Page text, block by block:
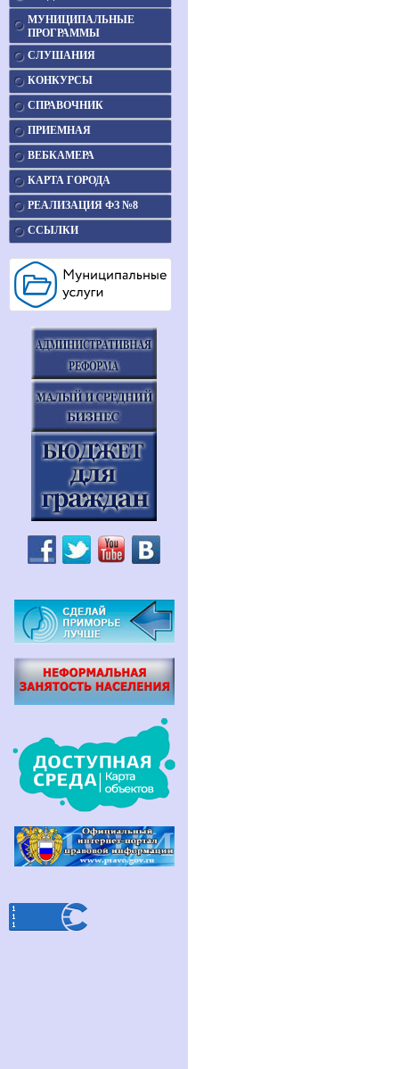
МУНИЦИПАЛЬНЫЕ
ПРОГРАММЫ
СЛУШАНИЯ
КОНКУРСЫ
СПРАВОЧНИК
ПРИЕМНАЯ
ВЕБКАМЕРА
КАРТА ГОРОДА
РЕАЛИЗАЦИЯ ФЗ №8
ССЫЛКИ